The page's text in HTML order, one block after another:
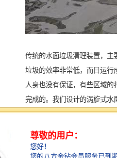
传统的水面垃圾清理装置，主
垃圾的效率非常低，而目运行
人身也没有保证，有些区域的
完成的。我们设计的涡旋式水
阳l能供电，通过涡旋自动吸
现远程控制，用以降低人工打
利用能源的效果，具有环保性